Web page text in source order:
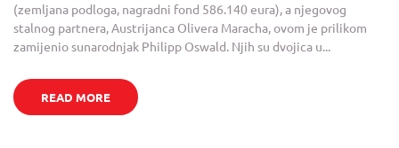
(zemljana podloga, nagradni fond 586.140 eura), a njegovog
stalnog partnera, Austrijanca Olivera Maracha, ovom je prilikom
zamijenio sunarodnjak Philipp Oswald. Njih su dvojica u...
READ MORE